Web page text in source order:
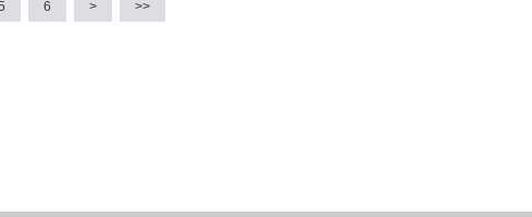
6 > >>